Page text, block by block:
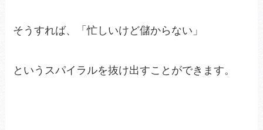
そうすれば、「忙しいけど儲からない」
というスパイラルを抜け出すことができます。